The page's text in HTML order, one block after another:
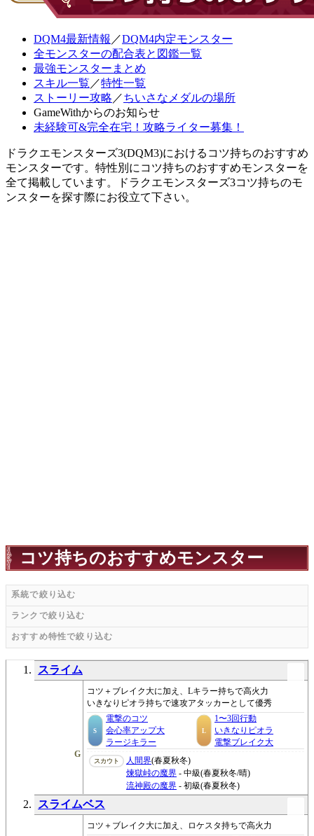
DQM4最新情報 ／DQM4内定モンスター
全モンスターの配合表と図鑑一覧
最強モンスターまとめ
スキル一覧 ／特性一覧
ストーリー攻略 ／ちいさなメダルの場所
GameWithからのお知らせ
未経験可&完全在宅！攻略ライター募集！
ドラクエモンスターズ3(DQM3)におけるコツ持ちのおすすめ
モンスターです。特性別にコツ持ちのおすすめモンスターを
全て掲載しています。ドラクエモンスターズ3コツ持ちのモ
ンスターを探す際にお役立て下さい。
コツ持ちのおすすめモンスター
系統で絞り込む
ランクで絞り込む
おすすめ特性で絞り込む
スライム
G
コツ＋ブレイク大に加え、Lキラー持ちで高火力
いきなりピオラ持ちで速攻アタッカーとして優秀
S
電撃のコツ
会心率アップ大
ラージキラー
L
1〜3回行動
いきなりピオラ
電撃ブレイク大
スカウト 人間界(春夏秋冬)
煉獄峠の魔界 - 中級(春夏秋冬/晴)
流神殿の魔界 - 初級(春夏秋冬)
スライムベス
コツ＋ブレイク大に加え、ロケスタ持ちで高火力